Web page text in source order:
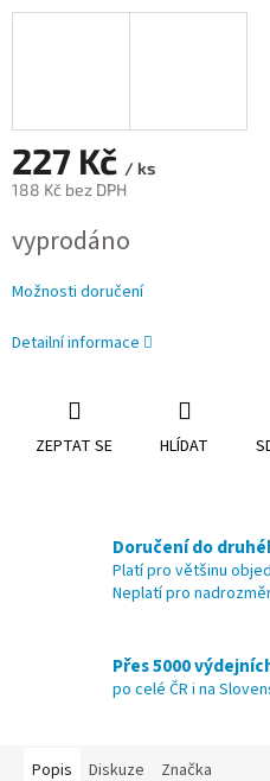
227 Kč / ks
188 Kč bez DPH
cena:
vyprodáno
Možnosti doručení
Detailní informace
ZEPTAT SE HLÍDAT
Doručení do
Platí pro většinu
Neplatí pro
Přes 5000
po celé ČR i na
Popis Diskuze Značka